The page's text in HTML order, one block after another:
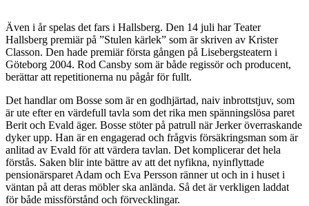
Även i år spelas det fars i Hallsberg. Den 14 juli har Teater
Hallsberg premiär på ”Stulen kärlek” som är skriven av Krister
Classon. Den hade premiär första gången på Lisebergsteatern i
Göteborg 2004. Rod Cansby som är både regissör och producent,
berättar att repetitionerna nu pågår för fullt.
Det handlar om Bosse som är en godhjärtad, naiv inbrottstjuv, som
är ute efter en värdefull tavla som det rika men spänningslösa paret
Berit och Evald äger. Bosse stöter på patrull när Jerker överraskande
dyker upp. Han är en engagerad och frågvis försäkringsman som är
anlitad av Evald för att värdera tavlan. Det komplicerar det hela
förstås. Saken blir inte bättre av att det nyfikna, nyinflyttade
pensionärsparet Adam och Eva Persson ränner ut och in i huset i
väntan på att deras möbler ska anlända. Så det är verkligen laddat
för både missförstånd och förvecklingar.